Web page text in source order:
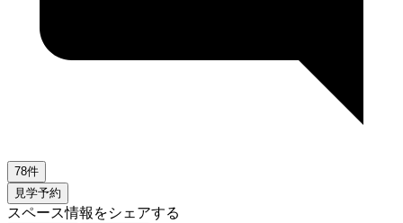
78件
見学予約
スペース情報をシェアする